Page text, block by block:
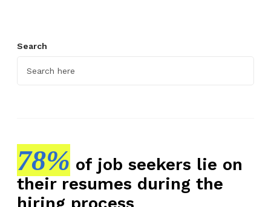
Search
78% of job seekers lie on
their resumes during the